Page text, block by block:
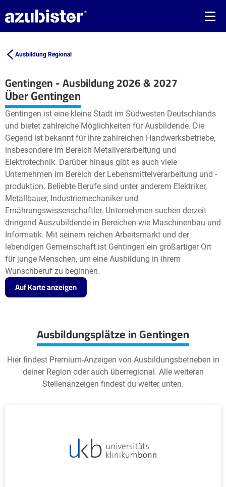
Ausbildung Regional
Gentingen - Ausbildung 2026 & 2027
+
−
Leaflet| ©OpenStreetMap2
Über Gentingen
Gentingen ist eine kleine Stadt im Südwesten Deutschlands
und bietet zahlreiche Möglichkeiten für Ausbildende. Die
Gegend ist bekannt für ihre zahlreichen Handwerksbetriebe,
insbesondere im Bereich Metallverarbeitung und
Elektrotechnik. Darüber hinaus gibt es auch viele
Unternehmen im Bereich der Lebensmittelverarbeitung und -
produktion. Beliebte Berufe sind unter anderem Elektriker,
Metallbauer, Industriemechaniker und
Ernährungswissenschaftler. Unternehmen suchen derzeit
dringend Auszubildende in Bereichen wie Maschinenbau und
Informatik. Mit seinem reichen Arbeitsmarkt und der
lebendigen Gemeinschaft ist Gentingen ein großartiger Ort
für junge Menschen, um eine Ausbildung in ihrem
Wunschberuf zu beginnen.
Auf Karte anzeigen
Ausbildungsplätze in Gentingen
Hier findest Premium-Anzeigen von Ausbildungsbetrieben in
deiner Region oder auch überregional. Alle weiteren
Stellenanzeigen findest du weiter unten.